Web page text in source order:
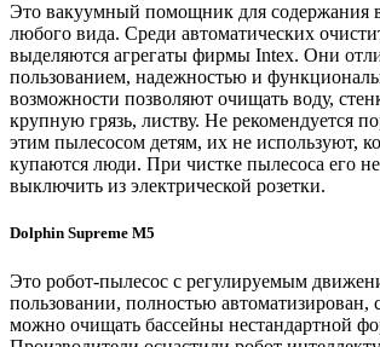
Это вакуумный помощник для содержания в
любого вида. Среди автоматических
выделяются агрегаты фирмы Intex. Они
пользованием, надежностью и
возможности позволяют очищать воду,
крупную грязь, листву. Не рекомендуется
этим пылесосом детям, их не используют,
купаются люди. При чистке пылесоса его
выключить из электрической розетки.
Dolphin Supreme M5
Это робот-пылесос с регулируемым
пользовании, полностью
можно очищать бассейны нестандартной